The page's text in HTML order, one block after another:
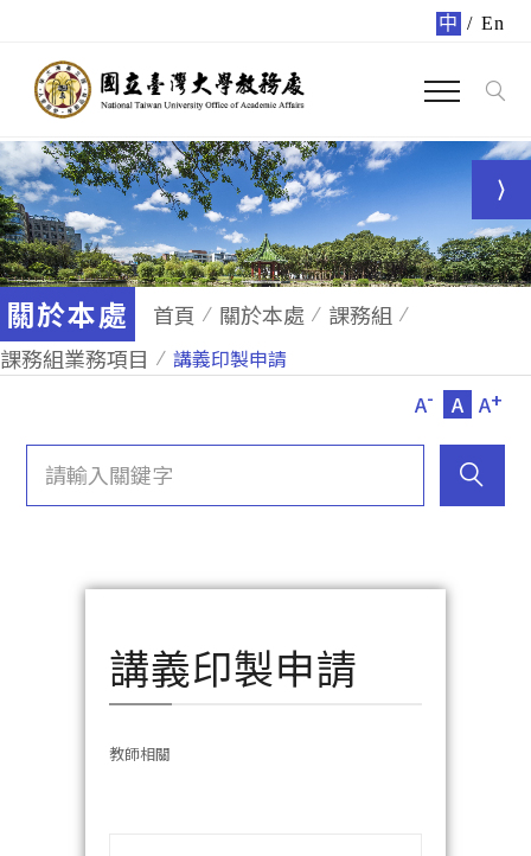
中 / En
關於本處 首頁 關於本處
課務組
課務組業務項目
講義印製申請
A- A A+
講義印製申請
教師相關